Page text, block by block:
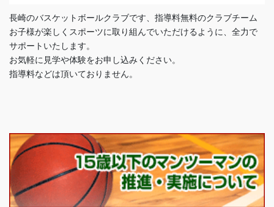
長崎のバスケットボールクラブです、指導料無料のクラブチーム
お子様が楽しくスポーツに取り組んでいただけるように、全力で
サポートいたします。
お気軽に見学や体験をお申し込みください。
指導料などは頂いておりません。